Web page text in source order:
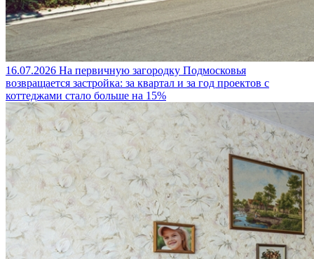
16.07.2026 На первичную загородку Подмосковья
возвращается застройка: за квартал и за год проектов с
коттеджами стало больше на 15%